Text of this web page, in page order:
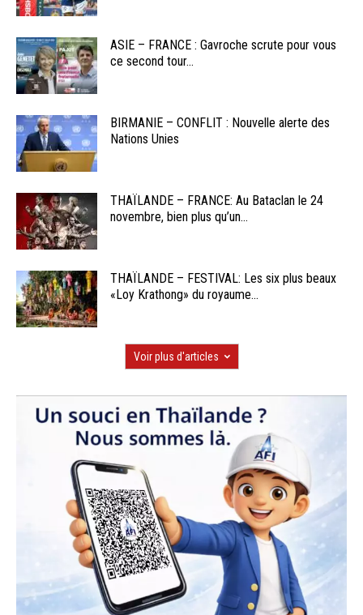
ASIE – FRANCE : Gavroche scrute pour vous
ce second tour...
BIRMANIE – CONFLIT : Nouvelle alerte des
Nations Unies
THAÏLANDE – FRANCE: Au Bataclan le 24
novembre, bien plus qu’un...
THAÏLANDE – FESTIVAL: Les six plus beaux
«Loy Krathong» du royaume...
Voir plus d'articles